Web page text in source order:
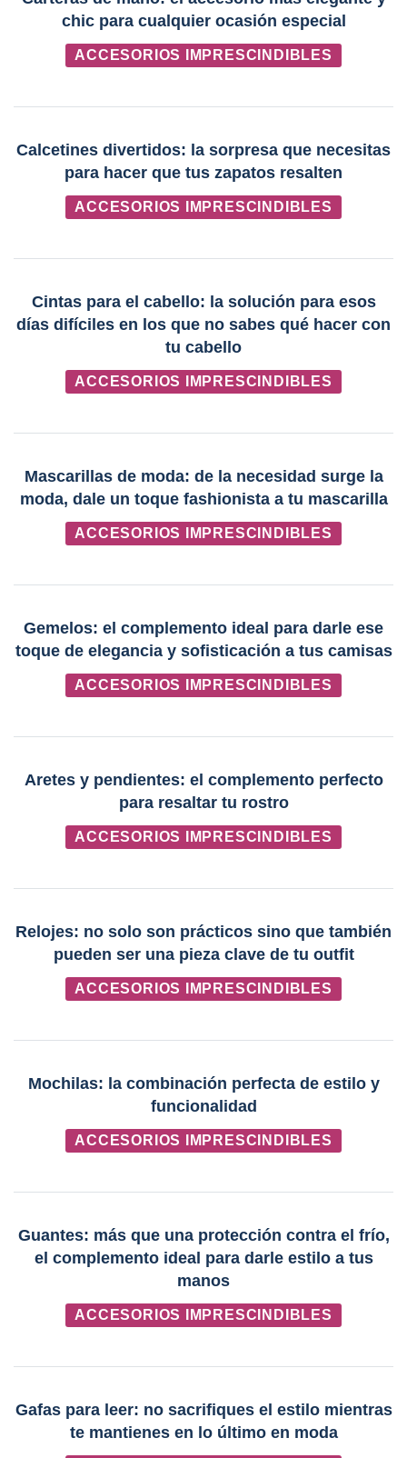
chic para cualquier ocasión especial
ACCESORIOS IMPRESCINDIBLES
Calcetines divertidos: la sorpresa que necesitas
para hacer que tus zapatos resalten
ACCESORIOS IMPRESCINDIBLES
Cintas para el cabello: la solución para esos
días difíciles en los que no sabes qué hacer con
tu cabello
ACCESORIOS IMPRESCINDIBLES
Mascarillas de moda: de la necesidad surge la
moda, dale un toque fashionista a tu mascarilla
ACCESORIOS IMPRESCINDIBLES
Gemelos: el complemento ideal para darle ese
toque de elegancia y sofisticación a tus camisas
ACCESORIOS IMPRESCINDIBLES
Aretes y pendientes: el complemento perfecto
para resaltar tu rostro
ACCESORIOS IMPRESCINDIBLES
Relojes: no solo son prácticos sino que también
pueden ser una pieza clave de tu outfit
ACCESORIOS IMPRESCINDIBLES
Mochilas: la combinación perfecta de estilo y
funcionalidad
ACCESORIOS IMPRESCINDIBLES
Guantes: más que una protección contra el frío,
el complemento ideal para darle estilo a tus
manos
ACCESORIOS IMPRESCINDIBLES
Gafas para leer: no sacrifiques el estilo mientras
te mantienes en lo último en moda